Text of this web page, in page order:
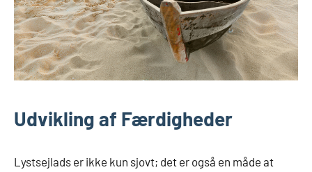
Udvikling af Færdigheder
Lystsejlads er ikke kun sjovt; det er også en måde at